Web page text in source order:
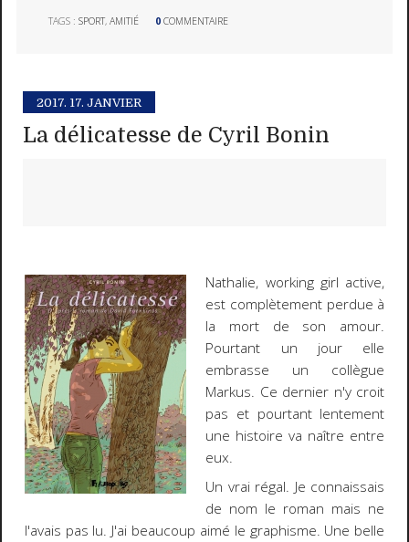
TAGS :SPORT,AMITIÉ 0 COMMENTAIRE
2017. 17. JANVIER
La délicatesse de Cyril Bonin
Nathalie, working girl active,
est complètement perdue à
la mort de son amour.
Pourtant un jour elle
embrasse un collègue
Markus. Ce dernier n'y croit
pas et pourtant lentement
une histoire va naître entre
eux.
Un vrai régal. Je connaissais
de nom le roman mais ne
l'avais pas lu. J'ai beaucoup aimé le graphisme. Une belle